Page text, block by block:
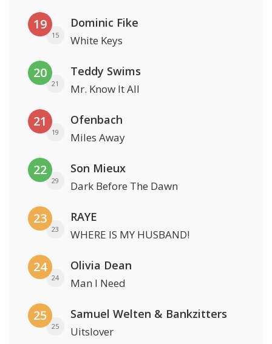
19
15
Dominic Fike
White Keys
20
21
Teddy Swims
Mr. Know It All
21
19
Ofenbach
Miles Away
22
29
Son Mieux
Dark Before The Dawn
23
23
RAYE
WHERE IS MY HUSBAND!
24
24
Olivia Dean
Man I Need
25
25
Samuel Welten & Bankzitters
Uitslover